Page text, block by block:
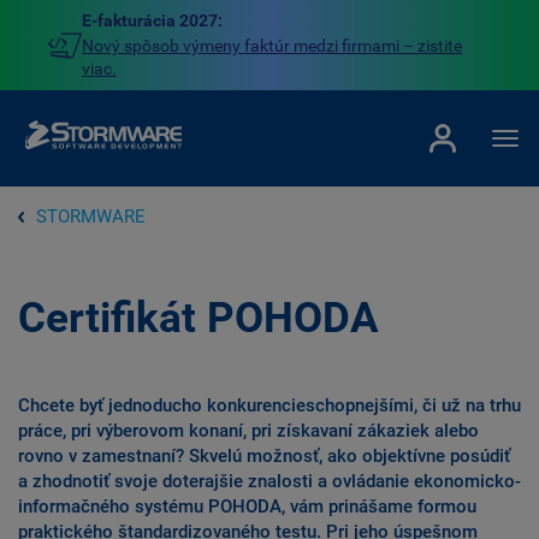
E-fakturácia 2027:
Nový spôsob výmeny faktúr medzi firmami – zistite
viac.
STORMWARE
Certifikát POHODA
Chcete byť jednoducho konkurencieschopnejšími, či už na trhu
práce, pri výberovom konaní, pri získavaní zákaziek alebo
rovno v zamestnaní? Skvelú možnosť, ako objektívne posúdiť
a zhodnotiť svoje doterajšie znalosti a ovládanie ekonomicko-
informačného systému POHODA, vám prinášame formou
praktického štandardizovaného testu. Pri jeho úspešnom